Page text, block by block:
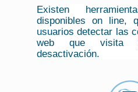
Existen
disponibles on line,
usuarios detectar las
web que visita
desactivación.